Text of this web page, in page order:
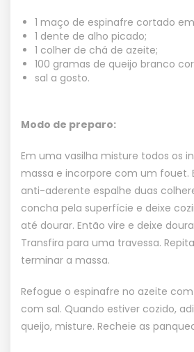
1 maço de espinafre cortado
1 dente de alho picado;
1 colher de chá de azeite;
100 gramas de queijo branco
sal a gosto.
Modo de preparo:
Em uma vasilha misture todos os
massa e incorpore com um fouet.
anti-aderente espalhe duas
concha pela superfície e deixe
até dourar. Então vire e deixe
Transfira para uma travessa.
terminar a massa.
Refogue o espinafre no azeite
com sal. Quando estiver cozido,
queijo, misture. Recheie as